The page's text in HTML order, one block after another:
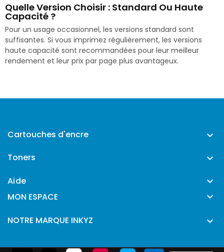
Quelle Version Choisir : Standard Ou Haute
Capacité ?
Pour un usage occasionnel, les versions standard sont
suffisantes. Si vous imprimez régulièrement, les versions
haute capacité sont recommandées pour leur meilleur
rendement et leur prix par page plus avantageux.
Cartouches d'encre 
Toners 
Aide 
MON ESPACE 
NOTRE MARQUE INKYZ 